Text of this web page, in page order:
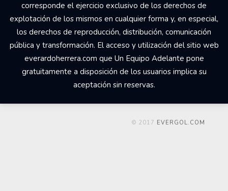
corresponde el ejercicio exclusivo de los derechos de
explotación de los mismos en cualquier forma y, en especial,
los derechos de reproducción, distribución, comunicación
pública y transformación. El acceso y utilización del sitio web
everardoherrera.com que Un Equipo Adelante pone
gratuitamente a disposición de los usuarios implica su
aceptación sin reservas.
© 2017 EVERGOL.COM